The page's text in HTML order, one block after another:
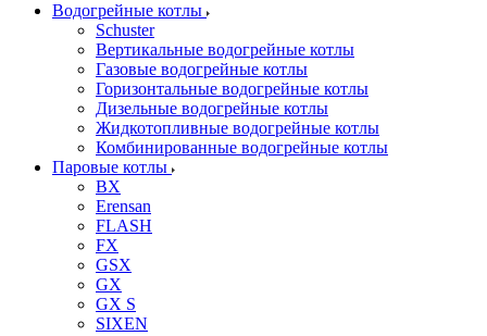
Водогрейные котлы
Schuster
Вертикальные водогрейные котлы
Газовые водогрейные котлы
Горизонтальные водогрейные котлы
Дизельные водогрейные котлы
Жидкотопливные водогрейные котлы
Комбинированные водогрейные котлы
Паровые котлы
BX
Erensan
FLASH
FX
GSX
GX
GX S
SIXEN